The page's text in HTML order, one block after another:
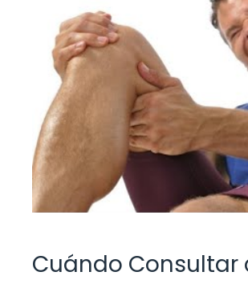
Cuándo Consultar